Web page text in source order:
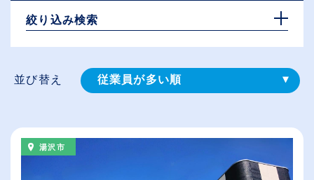
絞り込み検索
並び替え 従業員が多い順
湯沢市